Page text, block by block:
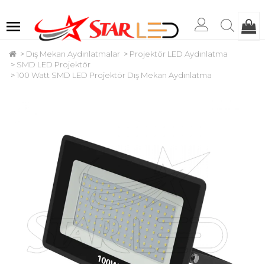
Dış Mekan Aydınlatmalar
Projektör LED Aydınlatma
SMD LED Projektör
100 Watt SMD LED Projektör Dış Mekan Aydınlatma